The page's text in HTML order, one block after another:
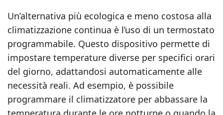
Un’alternativa più ecologica e meno costosa alla
climatizzazione continua è l’uso di un termostato
programmabile. Questo dispositivo permette di
impostare temperature diverse per specifici orari
del giorno, adattandosi automaticamente alle
necessità reali. Ad esempio, è possibile
programmare il climatizzatore per abbassare la